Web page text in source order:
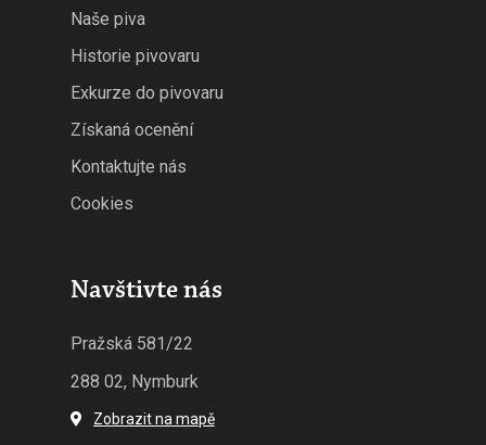
Naše piva
Historie pivovaru
Exkurze do pivovaru
Získaná ocenění
Kontaktujte nás
Cookies
Navštivte nás
Pražská 581/22
288 02, Nymburk
Zobrazit na mapě